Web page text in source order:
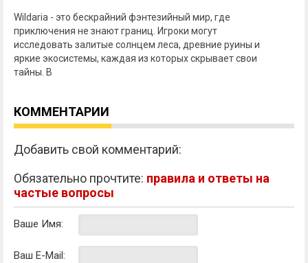
Wildaria - это бескрайний фэнтезийный мир, где
приключения не знают границ. Игроки могут
исследовать залитые солнцем леса, древние руины и
яркие экосистемы, каждая из которых скрывает свои
тайны. В
КОММЕНТАРИИ
Добавить свой комментарий:
Обязательно прочтите: правила и ответы на
частые вопросы
Ваше Имя:
Ваш E-Mail: